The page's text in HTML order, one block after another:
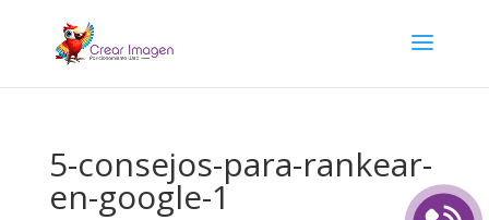
5-consejos-para-rankear-
en-google-1